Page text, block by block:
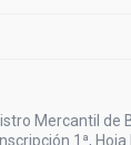
Mercantil de
1ª, Hoja